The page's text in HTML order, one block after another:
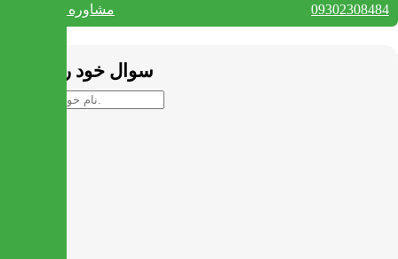
مشاوره واتس آپ 09302308484
سوال خود را بپرسید